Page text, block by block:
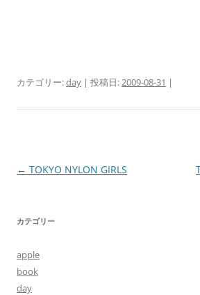
カテゴリー:day | 投稿日:2009-08-31 |
投
ビ
ー
シ
← TOKYO NYLON GIRLS
カテゴリー
apple
book
day